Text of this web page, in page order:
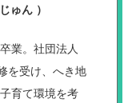
ゅん ）
業。社団法人
を受け、へき地
育て環境を考